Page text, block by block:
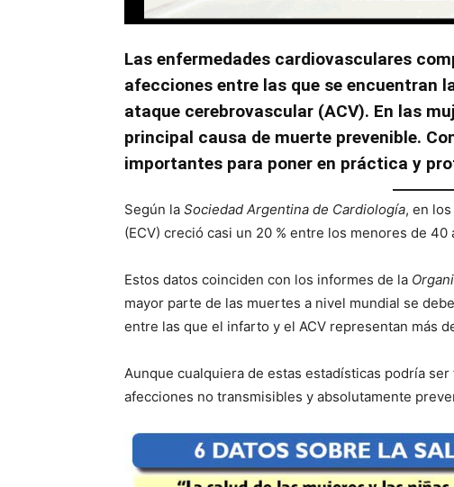
Las enfermedades cardiovasculares
afecciones entre las que se encuentran
ataque cerebrovascular (ACV). En las
principal causa de muerte prevenible.
importantes para poner en práctica y
Según la Sociedad Argentina de Cardiología, en
(ECV) creció casi un 20 % entre los menores de
Estos datos coinciden con los informes de la
mayor parte de las muertes a nivel mundial se
entre las que el infarto y el ACV representan más
Aunque cualquiera de estas estadísticas podría
afecciones no transmisibles y absolutamente